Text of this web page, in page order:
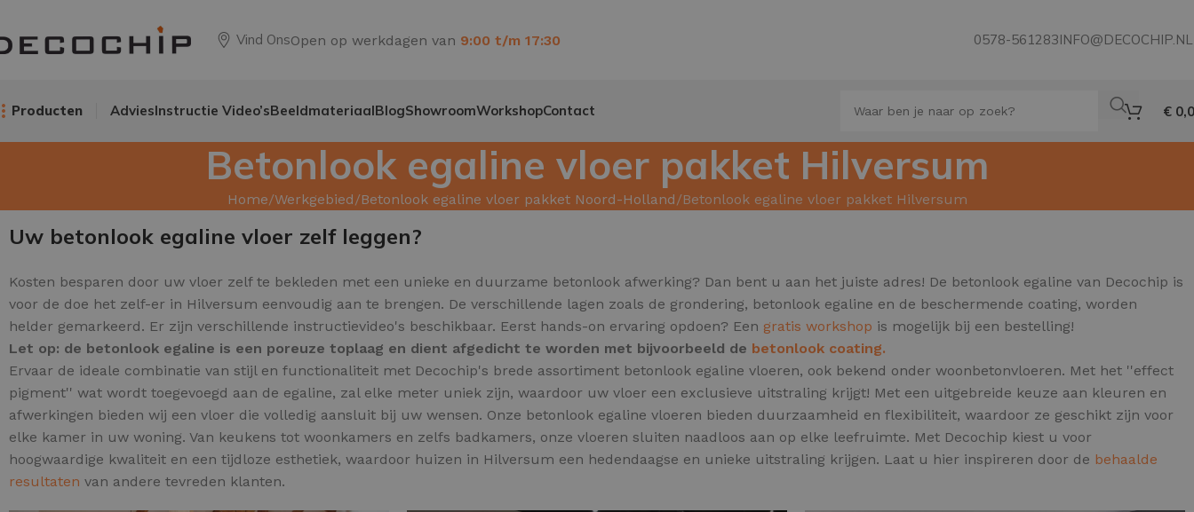
Vind OnsOpen op werkdagen van 9:00 t/m 17:30 0578-561283INFO@DECOCHIP.NL
Producten AdviesInstructie Video’sBeeldmateriaalBlogShowroomWorkshopContact €
Betonlook egaline vloer pakket Hilversum
Home Werkgebied Betonlook egaline vloer pakket Noord-Holland Betonlook egaline vloer pakket Hilversum
Uw betonlook egaline vloer zelf leggen?
Kosten besparen door uw vloer zelf te bekleden met een unieke en duurzame betonlook afwerking? Dan bent u aan het juiste adres! De betonlook egaline van Decochip is
voor de doe het zelf-er in Hilversum eenvoudig aan te brengen. De verschillende lagen zoals de grondering, betonlook egaline en de beschermende coating, worden
helder gemarkeerd. Er zijn verschillende instructievideo's beschikbaar. Eerst hands-on ervaring opdoen? Een gratis workshop is mogelijk bij een bestelling!
Let op: de betonlook egaline is een poreuze toplaag en dient afgedicht te worden met bijvoorbeeld de betonlook coating.
Ervaar de ideale combinatie van stijl en functionaliteit met Decochip's brede assortiment betonlook egaline vloeren, ook bekend onder woonbetonvloeren. Met het ''effect
pigment'' wat wordt toegevoegd aan de egaline, zal elke meter uniek zijn, waardoor uw vloer een exclusieve uitstraling krijgt! Met een uitgebreide keuze aan kleuren en
afwerkingen bieden wij een vloer die volledig aansluit bij uw wensen. Onze betonlook egaline vloeren bieden duurzaamheid en flexibiliteit, waardoor ze geschikt zijn voor
elke kamer in uw woning. Van keukens tot woonkamers en zelfs badkamers, onze vloeren sluiten naadloos aan op elke leefruimte. Met Decochip kiest u voor
hoogwaardige kwaliteit en een tijdloze esthetiek, waardoor huizen in Hilversum een hedendaagse en unieke uitstraling krijgen. Laat u hier inspireren door de behaalde
resultaten van andere tevreden klanten.